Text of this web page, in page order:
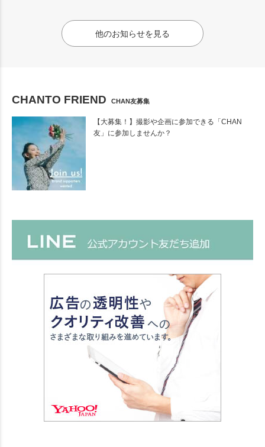
他のお知らせを見る
CHANTO FRIEND CHAN友募集
【大募集！】撮影や企画に参加できる「CHAN
友」に参加しませんか？